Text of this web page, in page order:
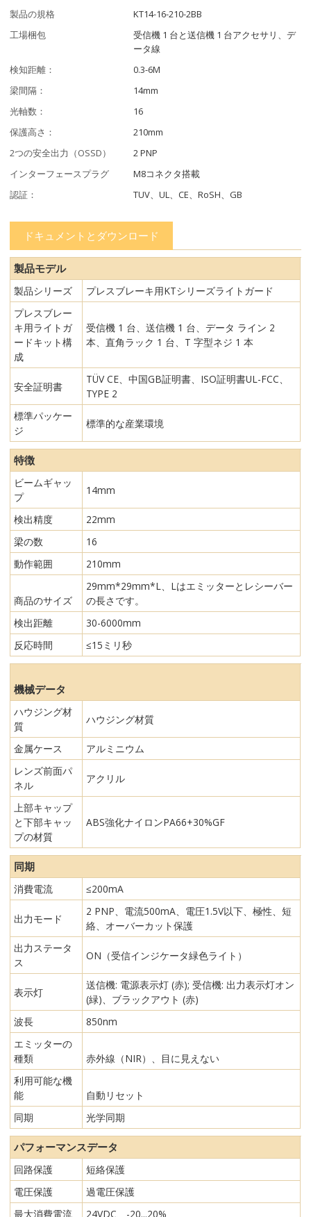
製品の規格
KT14-16-210-2BB
工場梱包
受信機 1 台と送信機 1 台アクセサリ、デ
ータ線
検知距離：
0.3-6M
梁間隔：
14mm
光軸数：
16
保護高さ：
210mm
2つの安全出力（OSSD）
2 PNP
インターフェースプラグ
M8コネクタ搭載
認証：
TUV、UL、CE、RoSH、GB
ドキュメントとダウンロード
製品モデル
製品シリーズ
プレスブレーキ用KTシリーズライトガード
プレスブレー
キ用ライトガ
ードキット構
成
受信機 1 台、送信機 1 台、データ ライン 2
本、直角ラック 1 台、T 字型ネジ 1 本
安全証明書
TÜV CE、中国GB証明書、ISO証明書UL-FCC、
TYPE 2
標準パッケー
ジ
標準的な産業環境
特徴
ビームギャッ
プ
14mm
検出精度
22mm
梁の数
16
動作範囲
210mm
商品のサイズ
29mm*29mm*L、Lはエミッターとレシーバー
の長さです。
検出距離
30-6000mm
反応時間
≤15ミリ秒
機械データ
ハウジング材
質
ハウジング材質
金属ケース
アルミニウム
レンズ前面パ
ネル
アクリル
上部キャップ
と下部キャッ
プの材質
ABS強化ナイロンPA66+30%GF
同期
消費電流 ≤200mA
出力モード
2 PNP、電流500mA、電圧1.5V以下、極性、短
絡、オーバーカット保護
出力ステータ
ス
ON（受信インジケータ緑色ライト）
表示灯
送信機: 電源表示灯 (赤); 受信機: 出力表示灯オン
(緑)、ブラックアウト (赤)
波長
850nm
エミッターの
種類
赤外線（NIR）、目に見えない
利用可能な機
能
自動リセット
同期
光学同期
パフォーマンスデータ
回路保護
短絡保護
電圧保護
過電圧保護
最大消費電流
24VDC、-20...20%